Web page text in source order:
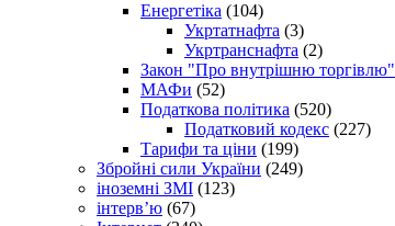
Енергетіка (104)
Укртатнафта (3)
Укртранснафта (2)
Закон "Про внутрішню торгівлю"
МАФи (52)
Податкова політика (520)
Податковий кодекс (227)
Тарифи та ціни (199)
Збройні сили України (249)
іноземні ЗМІ (123)
інтерв’ю (67)